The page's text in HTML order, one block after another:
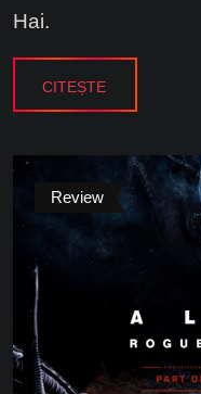
Hai.
CITEȘTE
Review